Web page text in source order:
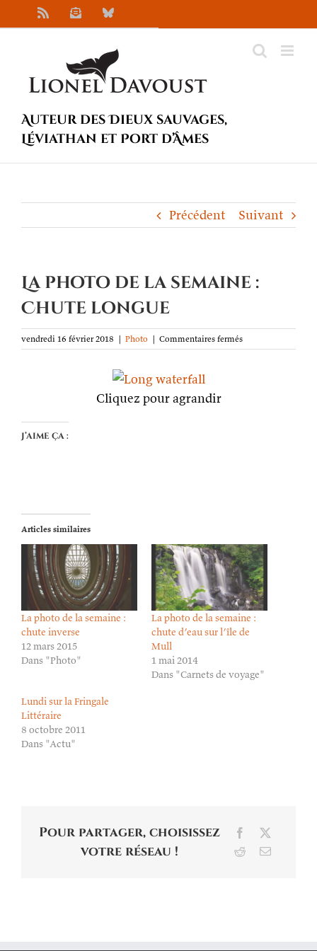
au
NewsletterBluesky
Auteur des Dieux sauvages,
Léviathan et Port d’Âmes
Précédent Suivant
La photo de la semaine :
Chute longue
vendredi 16 février 2018 | Photo | Commentaires ferméssur
La
Cliquez pour agrandir
J’aime ça :
Articles similaires
La photo de la semaine :
chute inverse
12 mars 2015
Dans "Photo"
La photo de la semaine :
chute d’eau sur l’île de
Mull
1 mai 2014
Dans "Carnets de voyage"
Lundi sur la Fringale
Littéraire
8 octobre 2011
Dans "Actu"
Pour partager, choisissez
votre réseau !
Facebook
RedditEmail